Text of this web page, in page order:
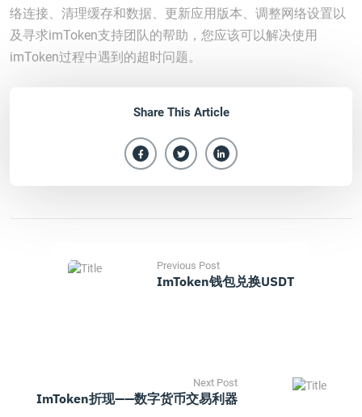
络连接、清理缓存和数据、更新应用版本、调整网络设置以
及寻求imToken支持团队的帮助，您应该可以解决使用
imToken过程中遇到的超时问题。
Share This Article
Previous Post
ImToken钱包兑换USDT
Next Post
ImToken折现——数字货币交易利器